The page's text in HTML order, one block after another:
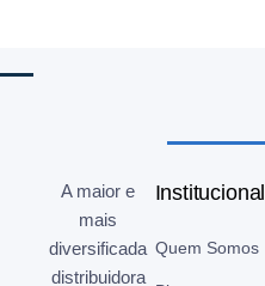
A maior e
mais
diversificada
distribuidora
Institucional
Quem Somos